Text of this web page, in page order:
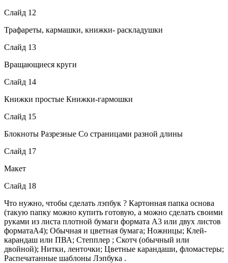
Слайд 12
Трафареты, кармашки, книжки- раскладушки
Слайд 13
Вращающиеся круги
Слайд 14
Книжки простые Книжки-гармошки
Слайд 15
Блокноты Разрезные Со страницами разной длины
Слайд 17
Макет
Слайд 18
Что нужно, чтобы сделать лэпбук ? Картонная папка основа
(такую папку можно купить готовую, а можно сделать своими
руками из листа плотной бумаги формата А3 или двух листов
форматаА4); Обычная и цветная бумага; Ножницы; Клей-
карандаш или ПВА; Степплер ; Скотч (обычный или
двойной); Нитки, ленточки; Цветные карандаши, фломастеры;
Распечатанные шаблоны Лэпбука .